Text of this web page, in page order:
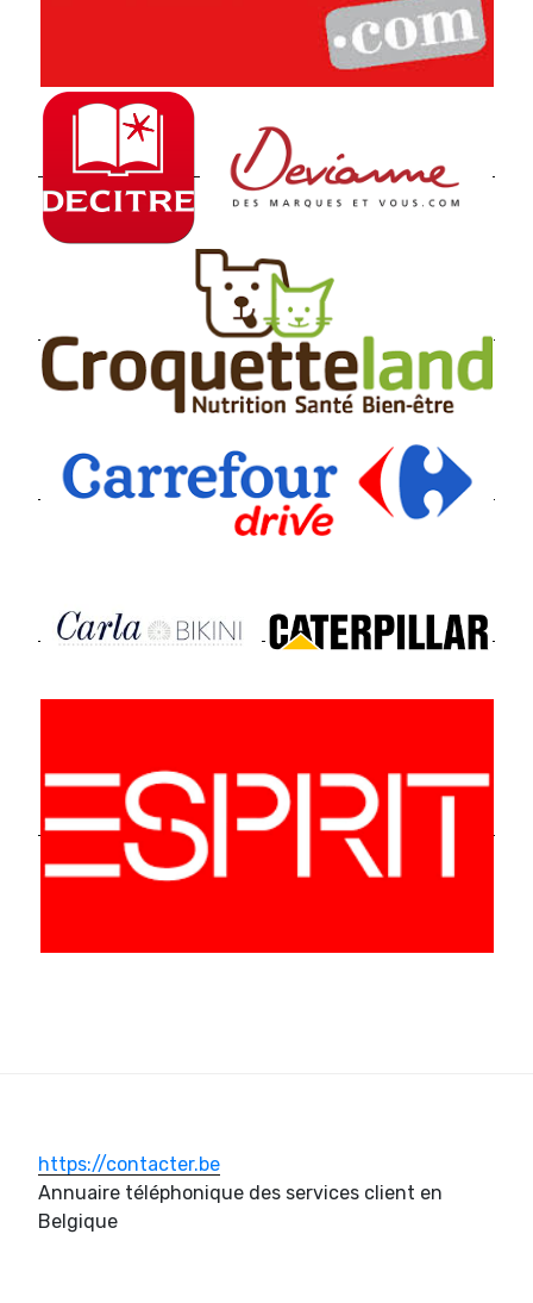
https://contacter.be
Annuaire téléphonique des services client en
Belgique